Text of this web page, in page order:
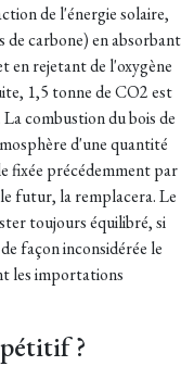
de l'énergie solaire,
de carbone) en absorbant
en rejetant de l'oxygène
1,5 tonne de CO2 est
combustion du bois de
d'une quantité
fixée précédemment par
futur, la remplacera. Le
toujours équilibré, si
façon inconsidérée le
les importations
?